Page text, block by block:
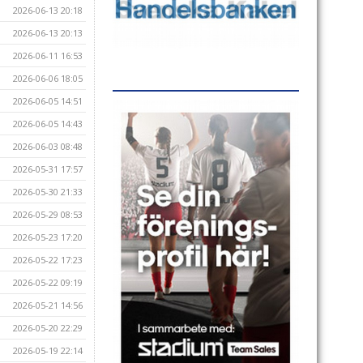
2026-06-13 20:18
2026-06-13 20:13
2026-06-11 16:53
2026-06-06 18:05
2026-06-05 14:51
2026-06-05 14:43
2026-06-03 08:48
2026-05-31 17:57
2026-05-30 21:33
2026-05-29 08:53
2026-05-23 17:20
2026-05-22 17:23
2026-05-22 09:19
2026-05-21 14:56
2026-05-20 22:29
2026-05-19 22:14